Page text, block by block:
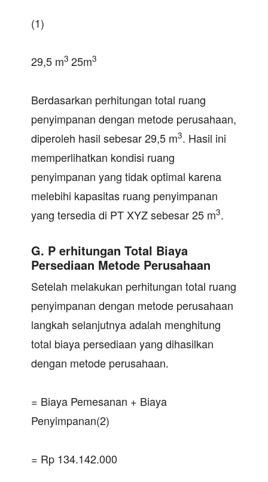
(1)
29,5 m3 25m3
Berdasarkan perhitungan total ruang
penyimpanan dengan metode perusahaan,
diperoleh hasil sebesar 29,5 m3. Hasil ini
memperlihatkan kondisi ruang
penyimpanan yang tidak optimal karena
melebihi kapasitas ruang penyimpanan
yang tersedia di PT XYZ sebesar 25 m3.
G. P erhitungan Total Biaya
Persediaan Metode Perusahaan
Setelah melakukan perhitungan total ruang
penyimpanan dengan metode perusahaan
langkah selanjutnya adalah menghitung
total biaya persediaan yang dihasilkan
dengan metode perusahaan.
= Biaya Pemesanan + Biaya
Penyimpanan(2)
= Rp 134.142.000